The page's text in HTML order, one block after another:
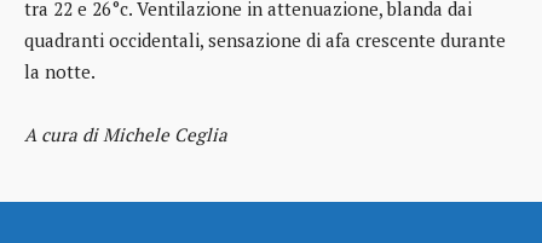
tra 22 e 26°c. Ventilazione in attenuazione, blanda dai
quadranti occidentali, sensazione di afa crescente durante
la notte.
A cura di Michele Ceglia